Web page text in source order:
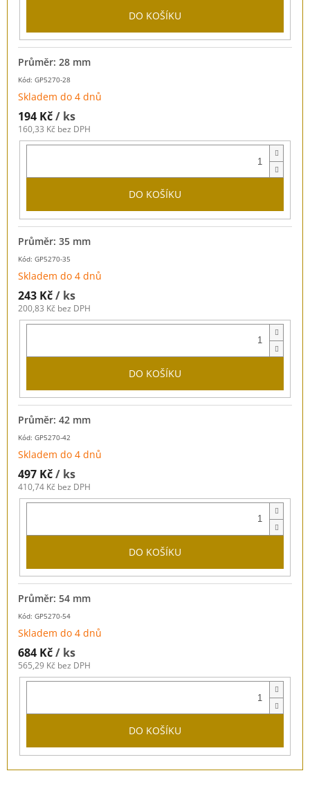
DO KOŠÍKU
Kód: GP5270-28
Průměr: 28 mm
Skladem do 4 dnů
194 Kč/ ks
160,33 Kč bez DPH
DO KOŠÍKU
Kód: GP5270-35
Průměr: 35 mm
Skladem do 4 dnů
243 Kč/ ks
200,83 Kč bez DPH
DO KOŠÍKU
Kód: GP5270-42
Průměr: 42 mm
Skladem do 4 dnů
497 Kč/ ks
410,74 Kč bez DPH
DO KOŠÍKU
Kód: GP5270-54
Průměr: 54 mm
Skladem do 4 dnů
684 Kč/ ks
565,29 Kč bez DPH
DO KOŠÍKU